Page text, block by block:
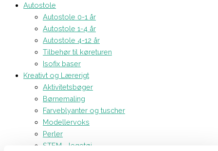
Autostole
Autostole 0-1 år
Autostole 1-4 år
Autostole 4-12 år
Tilbehør til køreturen
Isofix baser
Kreativt og Lærerigt
Aktivitetsbøger
Børnemaling
Farveblyanter og tuscher
Modellervoks
Perler
STEM - legetøj